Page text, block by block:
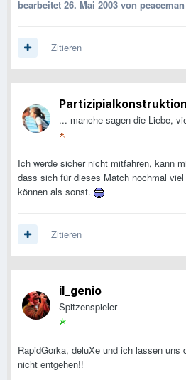
bearbeitet 26. Mai 2003 von peaceman
Zitieren
Partizipialkonstruktion
... manche sagen die Liebe,
Ich werde sicher nicht mitfahren, kann
dass sich für dieses Match nochmal
können als sonst.
Zitieren
il_genio
Spitzenspieler
RapidGorka, deluXe und ich lassen
nicht entgehen!!